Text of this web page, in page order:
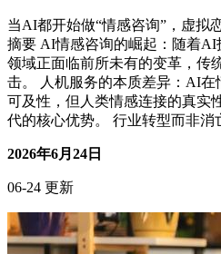
当AI都开始做“情感咨询”，虚拟
摘要 AI情感咨询的崛起：随着
领域正面临前所未有的变革，传
击。 人机服务的本质差异：AI
可及性，但人类情感连接的真实
代的核心优势。 行业转型而非消
2026年6月24日
06-24 更新